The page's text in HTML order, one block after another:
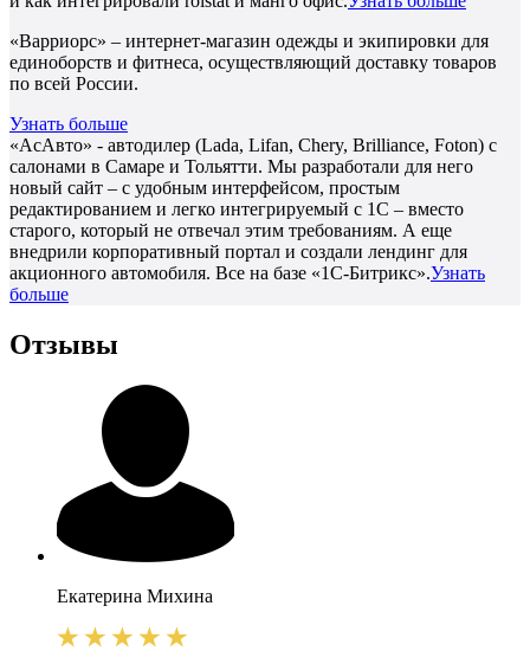
«Варриорс» – интернет-магазин одежды и экипировки для
единоборств и фитнеса, осуществляющий доставку товаров
по всей России.
Узнать больше
«АсАвто» - автодилер (Lada, Lifan, Chery, Brilliance, Foton) с
салонами в Самаре и Тольятти. Мы разработали для него
новый сайт – с удобным интерфейсом, простым
редактированием и легко интегрируемый с 1С – вместо
старого, который не отвечал этим требованиям. А еще
внедрили корпоративный портал и создали лендинг для
акционного автомобиля. Все на базе «1С-Битрикс».Узнать
больше
Отзывы
Екатерина Михина